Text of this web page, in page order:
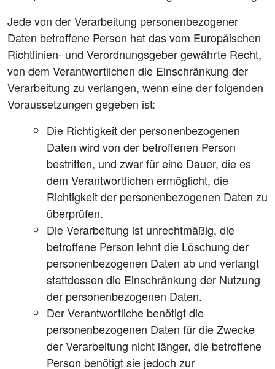
Jede von der Verarbeitung personenbezogener
Daten betroffene Person hat das vom Europäischen
Richtlinien- und Verordnungsgeber gewährte Recht,
von dem Verantwortlichen die Einschränkung der
Verarbeitung zu verlangen, wenn eine der folgenden
Voraussetzungen gegeben ist:
Die Richtigkeit der personenbezogenen
Daten wird von der betroffenen Person
bestritten, und zwar für eine Dauer, die es
dem Verantwortlichen ermöglicht, die
Richtigkeit der personenbezogenen Daten zu
überprüfen.
Die Verarbeitung ist unrechtmäßig, die
betroffene Person lehnt die Löschung der
personenbezogenen Daten ab und verlangt
stattdessen die Einschränkung der Nutzung
der personenbezogenen Daten.
Der Verantwortliche benötigt die
personenbezogenen Daten für die Zwecke
der Verarbeitung nicht länger, die betroffene
Person benötigt sie jedoch zur